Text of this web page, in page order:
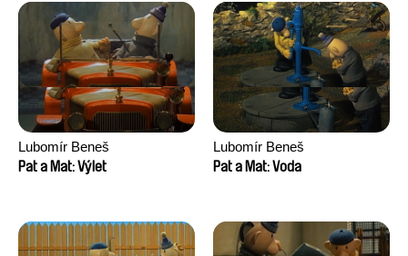
Lubomír Beneš
Pat a Mat: Výlet
Lubomír Beneš
Pat a Mat: Voda